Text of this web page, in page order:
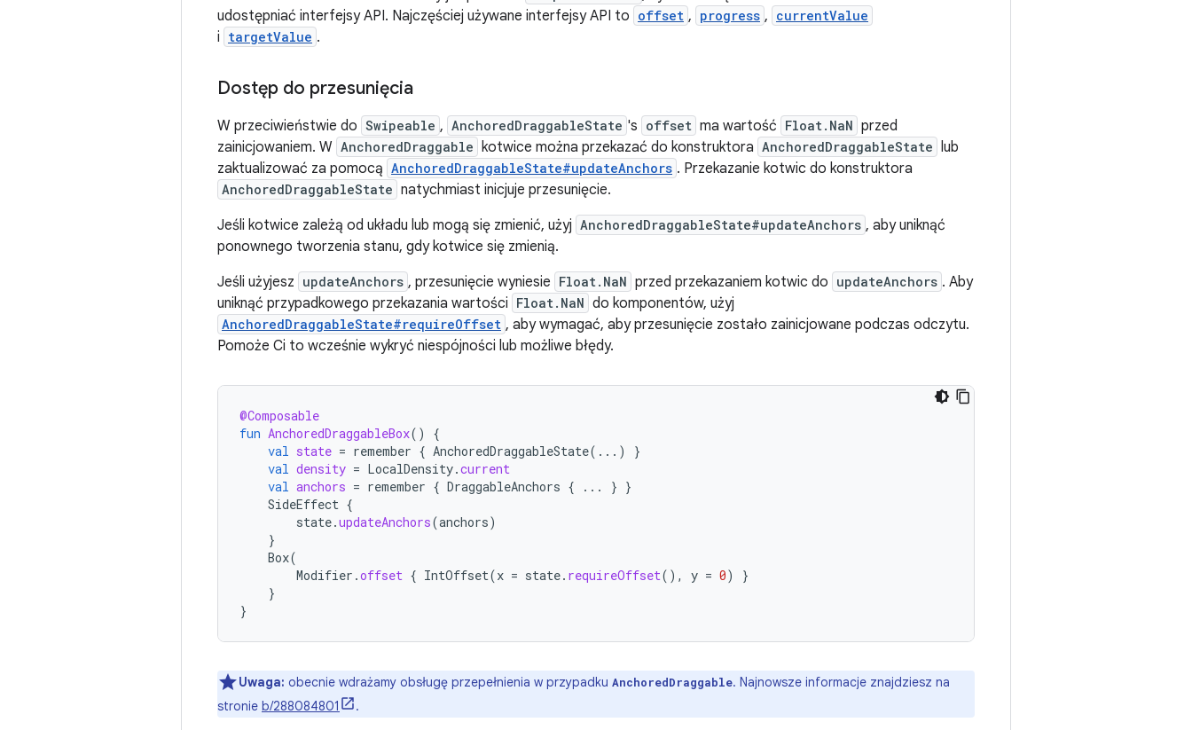
udostępniać interfejsy API. Najczęściej używane interfejsy API to offset , progress , currentValue
i targetValue .
Dostęp do przesunięcia
W przeciwieństwie do Swipeable , AnchoredDraggableState 's offset ma wartość Float.NaN przed
zainicjowaniem. W AnchoredDraggable kotwice można przekazać do konstruktora AnchoredDraggableState lub
zaktualizować za pomocą AnchoredDraggableState#updateAnchors . Przekazanie kotwic do konstruktora
AnchoredDraggableState natychmiast inicjuje przesunięcie.
Jeśli kotwice zależą od układu lub mogą się zmienić, użyj AnchoredDraggableState#updateAnchors , aby uniknąć
ponownego tworzenia stanu, gdy kotwice się zmienią.
Jeśli użyjesz updateAnchors , przesunięcie wyniesie Float.NaN przed przekazaniem kotwic do updateAnchors . Aby
uniknąć przypadkowego przekazania wartości Float.NaN do komponentów, użyj
AnchoredDraggableState#requireOffset , aby wymagać, aby przesunięcie zostało zainicjowane podczas odczytu.
Pomoże Ci to wcześnie wykryć niespójności lub możliwe błędy.
@Composable
fun AnchoredDraggableBox()
{
val state = remember { AnchoredDraggableState(...)
}
val density = LocalDensity.current
val anchors = remember { DraggableAnchors { ... } }
SideEffect {
state.updateAnchors(anchors)
}
Box(
Modifier .offset { IntOffset(x = state. requireOffset(), y = 0)
}
}
}
Uwaga: obecnie wdrażamy obsługę przepełnienia w przypadku AnchoredDraggable. Najnowsze informacje znajdziesz na
stronie b/288084801 .